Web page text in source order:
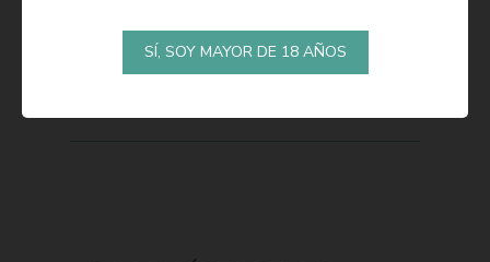
SÍ, SOY MAYOR DE 18 AÑOS